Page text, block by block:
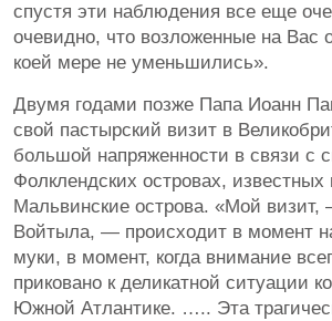
спустя эти наблюдения все еще
очевидно, что возложенные на Вас
коей мере не уменьшились».
Двумя годами позже Папа Иоанн
свой пастырский визит в
большой напряженности в связи с
Фолклендских островах, известных
Мальвинские острова. «Мой визит,
Войтыла, — происходит в момент
муки, в момент, когда внимание
приковано к деликатной ситуации
Южной Атлантике. ….. Эта